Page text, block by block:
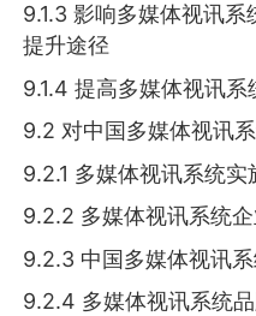
9.1.3 影响多媒体视讯
提升途径
9.1.4 提高多媒体视讯
9.2 对中国多媒体视讯
9.2.1 多媒体视讯系统实
9.2.2 多媒体视讯系统
9.2.3 中国多媒体视讯
9.2.4 多媒体视讯系统